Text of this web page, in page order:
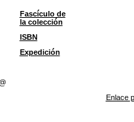
Fascículo de
la colección
ISBN
Expedición
Enlace